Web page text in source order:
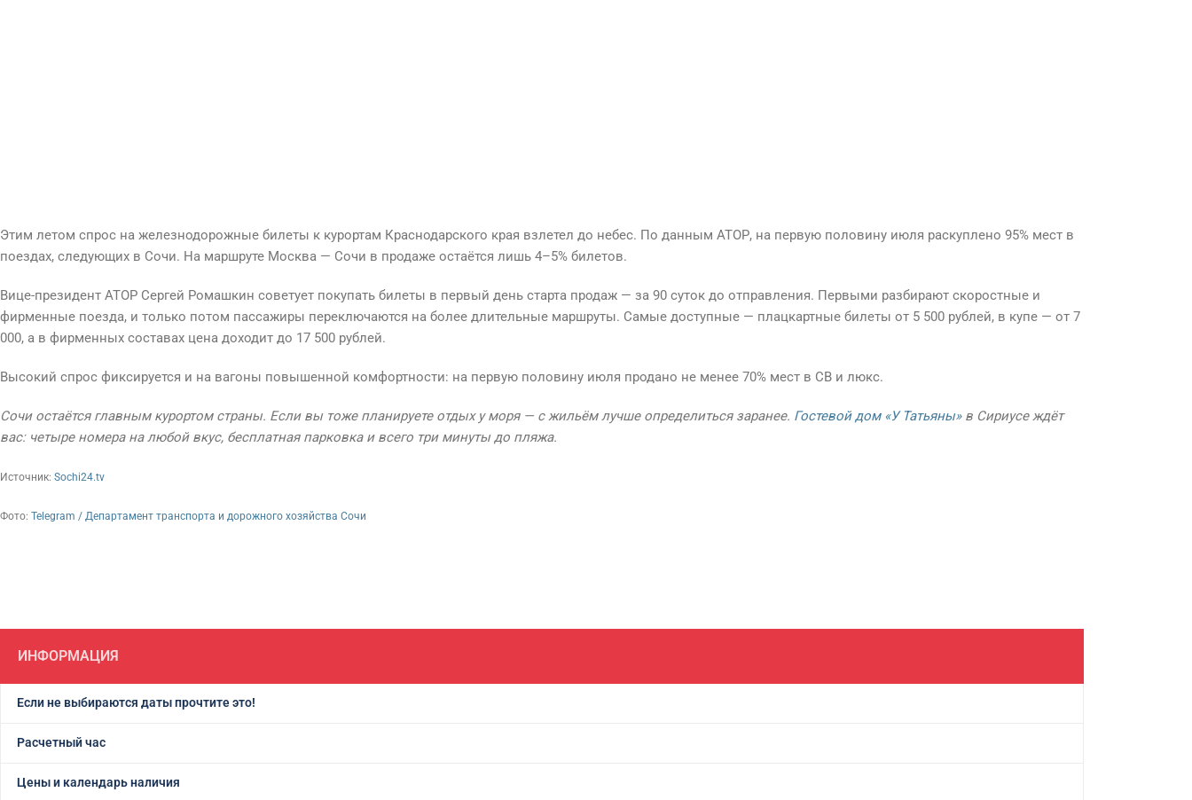
Этим летом спрос на железнодорожные билеты к курортам Краснодарского края взлетел до небес. По данным АТОР, на первую половину июля раскуплено 95% мест в
поездах, следующих в Сочи. На маршруте Москва — Сочи в продаже остаётся лишь 4–5% билетов.
Вице-президент АТОР Сергей Ромашкин советует покупать билеты в первый день старта продаж — за 90 суток до отправления. Первыми разбирают скоростные и
фирменные поезда, и только потом пассажиры переключаются на более длительные маршруты. Самые доступные — плацкартные билеты от 5 500 рублей, в купе — от 7
000, а в фирменных составах цена доходит до 17 500 рублей.
Высокий спрос фиксируется и на вагоны повышенной комфортности: на первую половину июля продано не менее 70% мест в СВ и люкс.
Сочи остаётся главным курортом страны. Если вы тоже планируете отдых у моря — с жильём лучше определиться заранее. Гостевой дом «У Татьяны»в Сириусе ждёт
вас: четыре номера на любой вкус, бесплатная парковка и всего три минуты до пляжа.
Источник: Sochi24.tv
Фото: Telegram / Департамент транспорта и дорожного хозяйства Сочи
ИНФОРМАЦИЯ
Если не выбираются даты прочтите это!
Расчетный час
Цены и календарь наличия